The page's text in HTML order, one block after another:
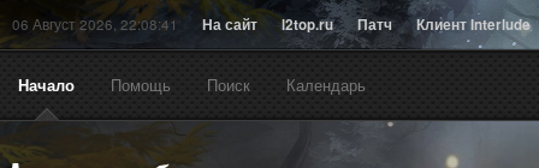
06 Август 2026, 22:08:41 На сайт l2top.ru Патч Клиент Interlude
Начало Помощь Поиск Календарь